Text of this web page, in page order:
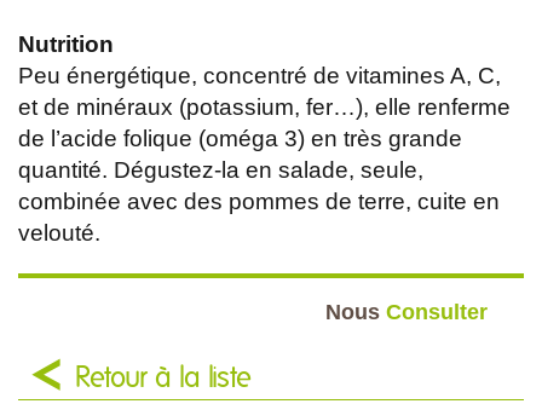
Nutrition
Peu énergétique, concentré de vitamines A, C,
et de minéraux (potassium, fer…), elle renferme
de l’acide folique (oméga 3) en très grande
quantité. Dégustez-la en salade, seule,
combinée avec des pommes de terre, cuite en
velouté.
Nous Consulter
Retour à la liste